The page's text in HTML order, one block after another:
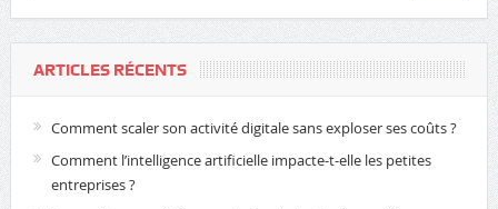
ARTICLES RÉCENTS
Comment scaler son activité digitale sans exploser ses coûts ?
Comment l’intelligence artificielle impacte-t-elle les petites
entreprises ?